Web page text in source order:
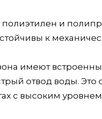
и
к
имеют
отвод воды. Это
с высоким уровнем